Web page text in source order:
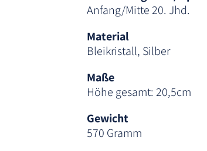
Anfang/Mitte 20. Jhd.
Material
Bleikristall, Silber
Maße
Höhe gesamt: 20,5cm
Gewicht
570 Gramm